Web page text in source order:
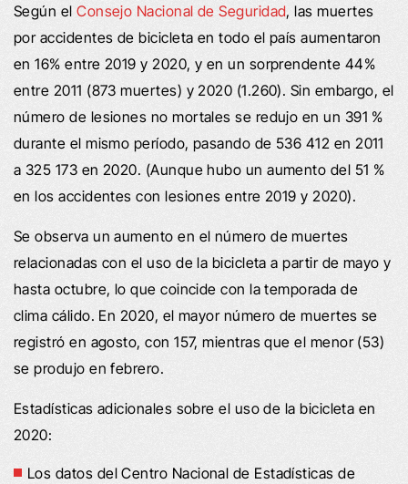
Según elConsejo Nacional de Seguridad, las muertes
por accidentes de bicicleta en todo el país aumentaron
en 16% entre 2019 y 2020, y en un sorprendente 44%
entre 2011 (873 muertes) y 2020 (1.260). Sin embargo, el
número de lesiones no mortales se redujo en un 391 %
durante el mismo período, pasando de 536 412 en 2011
a 325 173 en 2020. (Aunque hubo un aumento del 51 %
en los accidentes con lesiones entre 2019 y 2020).
Se observa un aumento en el número de muertes
relacionadas con el uso de la bicicleta a partir de mayo y
hasta octubre, lo que coincide con la temporada de
clima cálido. En 2020, el mayor número de muertes se
registró en agosto, con 157, mientras que el menor (53)
se produjo en febrero.
Estadísticas adicionales sobre el uso de la bicicleta en
2020:
Los datos del Centro Nacional de Estadísticas de